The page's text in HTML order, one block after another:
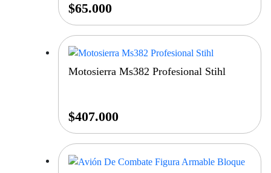
$65.000
Motosierra Ms382 Profesional Stihl
$407.000